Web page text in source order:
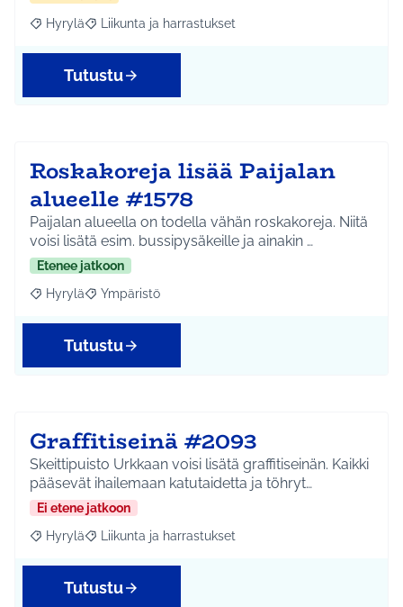
Rajaa tulokset aihepiirin mukaan: Hyrylä
Hyrylä Rajaa tulokset teeman mukaan: Liikunta ja
Liikunta ja harrastukset
Tutustu
Roskakoreja lisää Paijalan
alueelle #1578
Paijalan alueella on todella vähän roskakoreja. Niitä
voisi lisätä esim. bussipysäkeille ja ainakin …
Etenee jatkoon
Rajaa tulokset aihepiirin mukaan: Hyrylä
Hyrylä Rajaa tulokset teeman mukaan: Ympäristö
Ympäristö
Tutustu
Graffitiseinä #2093
Skeittipuisto Urkkaan voisi lisätä graffitiseinän. Kaikki
pääsevät ihailemaan katutaidetta ja töhryt…
Ei etene jatkoon
Rajaa tulokset aihepiirin mukaan: Hyrylä
Hyrylä Rajaa tulokset teeman mukaan: Liikunta ja
Liikunta ja harrastukset
Tutustu